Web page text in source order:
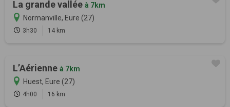
La grande vallée à 7km
Normanville, Eure (27)
3h30 14 km
L’Aérienne à 7km
Huest, Eure (27)
4h00 16 km